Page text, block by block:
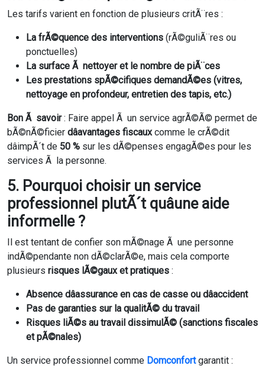
Les tarifs varient en fonction de plusieurs critÃ¨res :
La frÃ©quence des interventions (rÃ©guliÃ¨res ou
ponctuelles)
La surface Ã nettoyer et le nombre de piÃ¨ces
Les prestations spÃ©cifiques demandÃ©es (vitres,
nettoyage en profondeur, entretien des tapis, etc.)
Bon Ã savoir: Faire appel Ã un service agrÃ©Ã© permet de
bÃ©nÃ©ficier dâavantages fiscauxcomme le crÃ©dit
dâimpÃ´t de 50 % sur les dÃ©penses engagÃ©es pour les
services Ã la personne.
5. Pourquoi choisir un service
professionnel plutÃ´t quâune aide
informelle ?
Il est tentant de confier son mÃ©nage Ã une personne
indÃ©pendante non dÃ©clarÃ©e, mais cela comporte
plusieurs risques lÃ©gaux et pratiques :
Absence dâassurance en cas de casse ou dâaccident
Pas de garanties sur la qualitÃ© du travail
Risques liÃ©s au travail dissimulÃ© (sanctions fiscales
et pÃ©nales)
Un service professionnel comme Domconfortgarantit :